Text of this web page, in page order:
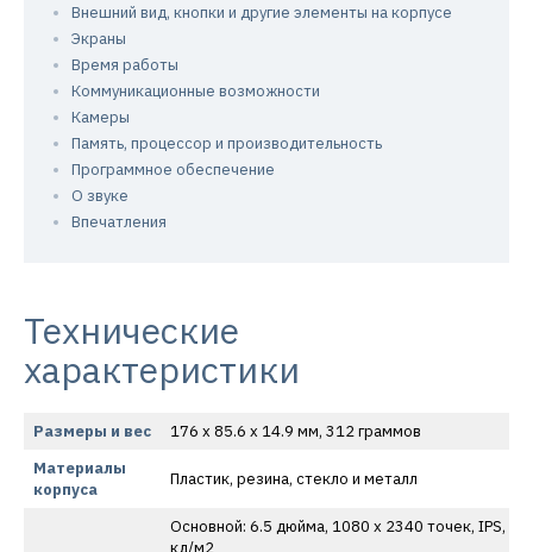
Внешний вид, кнопки и другие элементы на корпусе
Экраны
Время работы
Коммуникационные возможности
Камеры
Память, процессор и производительность
Программное обеспечение
О звуке
Впечатления
Технические
характеристики
Размеры и вес
176 x 85.6 x 14.9 мм, 312 граммов
Материалы
корпуса
Пластик, резина, стекло и металл
Основной: 6.5 дюйма, 1080 x 2340 точек, IPS, 60
кд/м2